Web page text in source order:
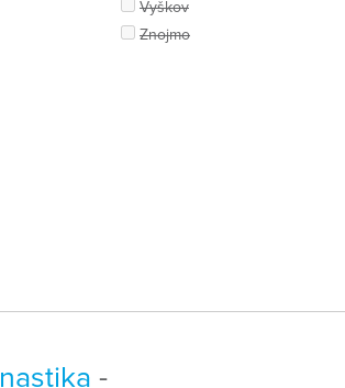
Vyškov
Znojmo
-